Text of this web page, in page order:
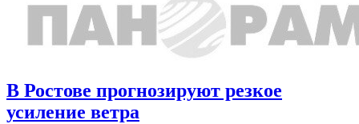
В Ростове прогнозируют резкое
усиление ветра